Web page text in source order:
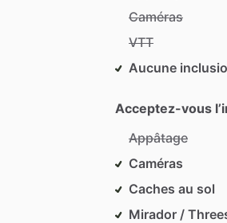
Caméras
VTT
Aucune
Acceptez-vous
Appâtage
Caméras
Caches au sol
Mirador /